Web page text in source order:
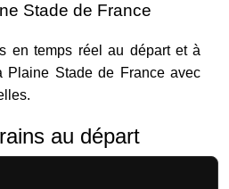
Stade de France
en temps réel au départ et à
Plaine Stade de France avec
au départ